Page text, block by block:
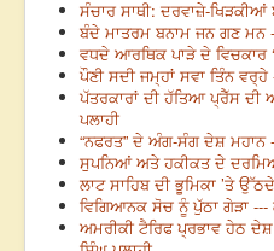
ਸੰਚਾਰ ਸਾਥੀ: ਦਰਵਾਜ਼ੇ-
ਬੰਦੇ ਮਾਤਰਮ ਬਨਾਮ ਜਨ ਗਣ ਮਨ
ਵਧਦੇ ਆਰਥਿਕ ਪਾੜੇ ਦੇ ਵਿਚਕਾਰ
ਪੌਣੀ ਸਦੀ ਜਮ੍ਹਾਂ ਸਵਾ ਤਿੰਨ
ਪੱਤਰਕਾਰਾਂ ਦੀ ਹੱਤਿਆ ਪ੍ਰੈੱਸ ਦੀ
ਪਲਾਹੀ
“ਨਫਰਤ” ਦੇ ਅੰਗ-ਸੰਗ ਦੇਸ਼ ਮਹਾਨ
ਸੁਪਨਿਆਂ ਅਤੇ ਹਕੀਕਤ ਦੇ
ਲਾਟ ਸਾਹਿਬ ਦੀ ਭੂਮਿਕਾ ’ਤੇ
ਵਿਗਿਆਨਕ ਸੋਚ ਨੂੰ ਪੁੱਠਾ ਗੇੜਾ ---
ਅਮਰੀਕੀ ਟੈਰਿਫ ਪ੍ਰਭਾਵ ਹੇਠ